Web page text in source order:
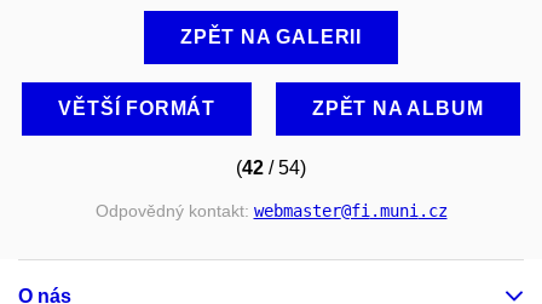
ZPĚT NA GALERII
VĚTŠÍ FORMÁT ZPĚT NA ALBUM
(42 / 54)
Odpovědný kontakt: webmaster@fi.muni.cz
O nás